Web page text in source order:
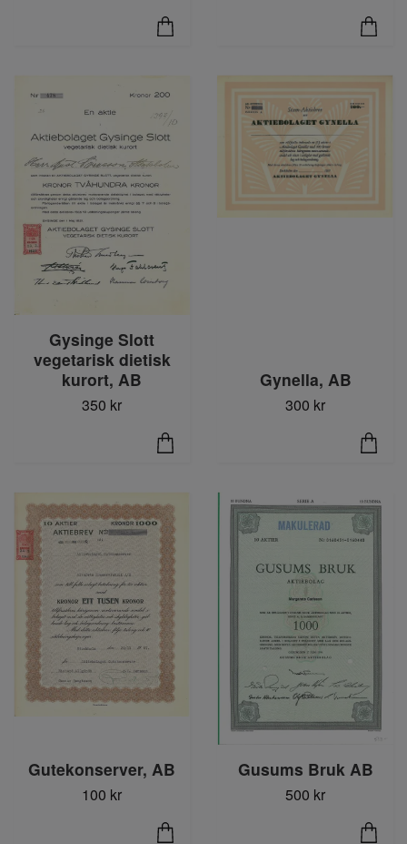
Gysinge Slott
vegetarisk dietisk
kurort, AB
350 kr
Gynella, AB
300 kr
Gutekonserver, AB
100 kr
Gusums Bruk AB
500 kr